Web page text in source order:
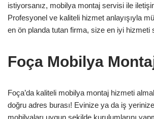
istiyorsanız, mobilya montaj servisi ile
Profesyonel ve kaliteli hizmet anlayışıyla
en ön planda tutan firma, size en iyi hizmeti
Foça Mobilya
Foça’da kaliteli mobilya montaj hizmeti
doğru adres burası! Evinize ya da iş yerinize
mobilyaları uygun şekilde kurulumlarını